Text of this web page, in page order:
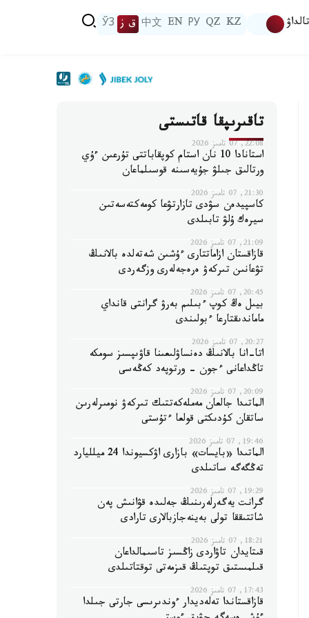
تالداۋ KZ
QZ
РУ
EN
中文 ق ز ЎЗ
تاقىرىپقا قاتىستى
22:08, 07 تامىز 2026
استانادا 10 نان استام كوپقاباتتى تۇرعىن ءۇي
ورتالىق جىلۋ جۇيەسىنە قوسىلماعان
21:30, 07 تامىز 2026
كاسپيدەن سۋدى تازارتۋعا كومەكتەسەتىن
سيرەك ۇلۋ تابىلدى
21:09, 07 تامىز 2026
قازاقستان ازاماتتارى ءۇشىن شەتەلدە بالانىڭ
تۋعانىن تىركەۋ ەرەجەلەرى وزگەردى
20:45, 07 تامىز 2026
بيىل ەڭ كوپ ءبىلىم بەرۋ گرانتى قانداي
ماماندىقتارعا ءبولىندى
20:27, 07 تامىز 2026
اتا-انا بالانىڭ دەنساۋلىعىنا قاۋىپسىز سومكە
تاڭداعانى ءجون - ورتوپەد كەڭەسى
20:09, 07 تامىز 2026
الماتىدا جالعان مەملەكەتتىك تىركەۋ نومىرلەرىن
ساتقان كۇدىكتى قولعا ءتۇستى
19:46, 07 تامىز 2026
الماتىدا «بايسات» بازارى اۋكسيوندا 24 ميلليارد
تەڭگەگە ساتىلدى
19:29, 07 تامىز 2026
گرانت يەگەرلەرىنىڭ جەلىدە قۋانىش پەن
شاتتىققا تولى بەينەجازبالارى تارادى
18:21, 07 تامىز 2026
قىتايدان تاۋاردى زاڭسىز تاسىمالداعان
قىلمىستىق توپتىڭ قىزمەتى توقتاتىلدى
17:43, 07 تامىز 2026
قازاقستاندا تەلەديدار ءوندىرىسى جارتى جىلدا